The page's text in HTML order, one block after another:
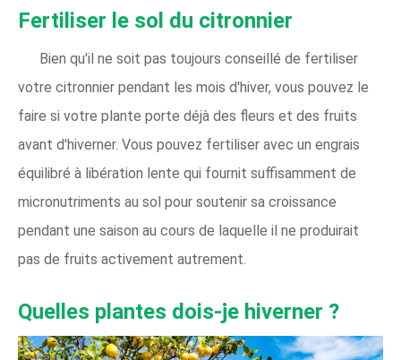
Fertiliser le sol du citronnier
Bien qu'il ne soit pas toujours conseillé de fertiliser
votre citronnier pendant les mois d'hiver, vous pouvez le
faire si votre plante porte déjà des fleurs et des fruits
avant d'hiverner. Vous pouvez fertiliser avec un engrais
équilibré à libération lente qui fournit suffisamment de
micronutriments au sol pour soutenir sa croissance
pendant une saison au cours de laquelle il ne produirait
pas de fruits activement autrement.
Quelles plantes dois-je hiverner ?